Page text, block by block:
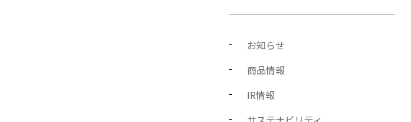
お知らせ
商品情報
IR情報